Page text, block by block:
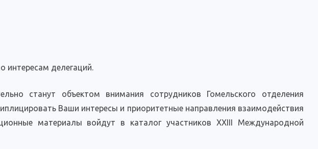
интересам делегаций.
станут объектом внимания сотрудников Гомельского отделения
Ваши интересы и приоритетные направления взаимодействия
материалы войдут в каталог участников XXIII Международной